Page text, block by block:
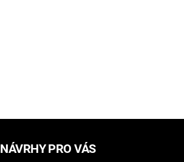
NÁVRHY PRO VÁS